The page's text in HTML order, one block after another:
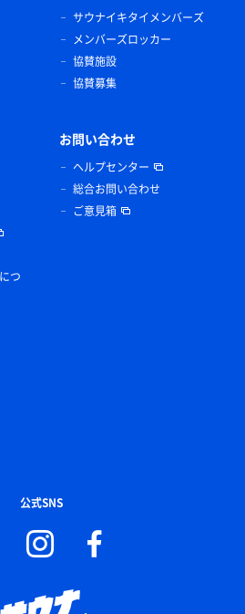
サウナイキタイメンバーズ
メンバーズロッカー
協賛施設
協賛募集
つ
お問い合わせ
ヘルプセンター
総合お問い合わせ
ご意見箱
公式SNS